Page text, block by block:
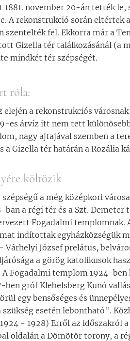
november 20-án tették le,
A rekonstrukció során eltértek
szentelték fel. Ekkorra már a
Gizella tér találkozásánál (a
mindkét tér szépségét.
róla:
elején a rekonstrukciós
es árvíz itt nem tett
nagy ajtajával szemben a
a Gizella tér határán a Rozália
költözik
a még középkori
ban a régi tér és a Szt.
Fogadalmi templomnak.
indítottak egyházközségük
Várhelyi József prelátus,
a görög katolikusok
Fogadalmi templom 1924-ben
ben gróf Klebelsberg Kunó
egy bensőséges és
szükség esetén lebontható".
- 1928) Erről az időszakról
oldalán a Dömötör torony, a